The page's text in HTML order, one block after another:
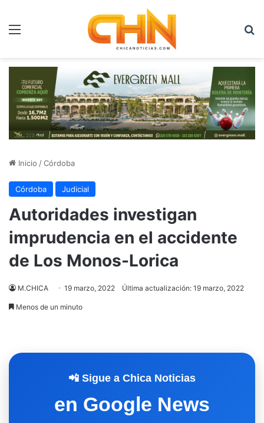
Menú
Inicio /Córdoba
Córdoba Judicial
Autoridades investigan
imprudencia en el accidente
de Los Monos-Lorica
M.CHICA 19 marzo, 2022 Última actualización: 19 marzo, 2022
Menos de un minuto
📲 Sigue a Chica Noticias
en Google News